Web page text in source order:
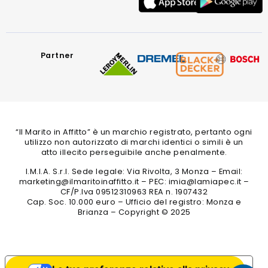
Partner
“Il Marito in Affitto” è un marchio registrato, pertanto ogni
utilizzo non autorizzato di marchi identici o simili è un
atto illecito perseguibile anche penalmente.
I.M.I.A. S.r.l. Sede legale: Via Rivolta, 3 Monza – Email:
marketing@ilmaritoinaffitto.it – PEC: imia@lamiapec.it –
CF/P.Iva 09512310963 REA n. 1907432
Cap. Soc. 10.000 euro – Ufficio del registro: Monza e
Brianza – Copyright © 2025